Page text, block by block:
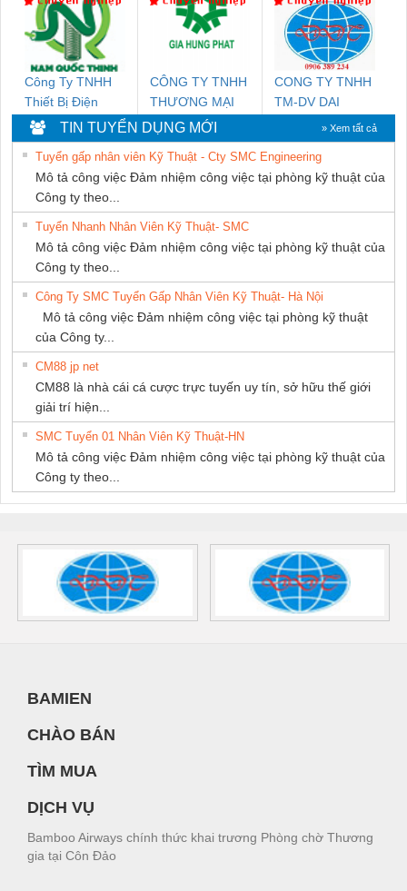
SETSUBI VIỆT
NAM
Công Ty TNHH
Thiết Bị Điện
Nam Quốc Thịnh
CÔNG TY TNHH
THƯƠNG MẠI
DỊCH VỤ KỸ
THUẬT ĐIỆN CƠ
GIA HƯNG
PHÁT
CONG TY TNHH
TM-DV DAI
DONG THANH
TIN TUYỂN DỤNG MỚI » Xem tất cả
Tuyển gấp nhân viên Kỹ Thuật - Cty SMC Engineering
Mô tả công việc Đảm nhiệm công việc tại phòng kỹ thuật của
Công ty theo...
Tuyển Nhanh Nhân Viên Kỹ Thuật- SMC
Mô tả công việc Đảm nhiệm công việc tại phòng kỹ thuật của
Công ty theo...
Công Ty SMC Tuyển Gấp Nhân Viên Kỹ Thuật- Hà Nội
Mô tả công việc Đảm nhiệm công việc tại phòng kỹ thuật
của Công ty...
CM88 jp net
CM88 là nhà cái cá cược trực tuyến uy tín, sở hữu thế giới
giải trí hiện...
SMC Tuyển 01 Nhân Viên Kỹ Thuật-HN
Mô tả công việc Đảm nhiệm công việc tại phòng kỹ thuật của
Công ty theo...
BAMIEN
CHÀO BÁN
TÌM MUA
DỊCH VỤ
Bamboo Airways chính thức khai trương Phòng chờ Thương
gia tại Côn Đảo